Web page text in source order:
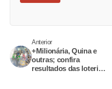
Anterior
+Milionária, Quina e
outras; confira
resultados das loterias